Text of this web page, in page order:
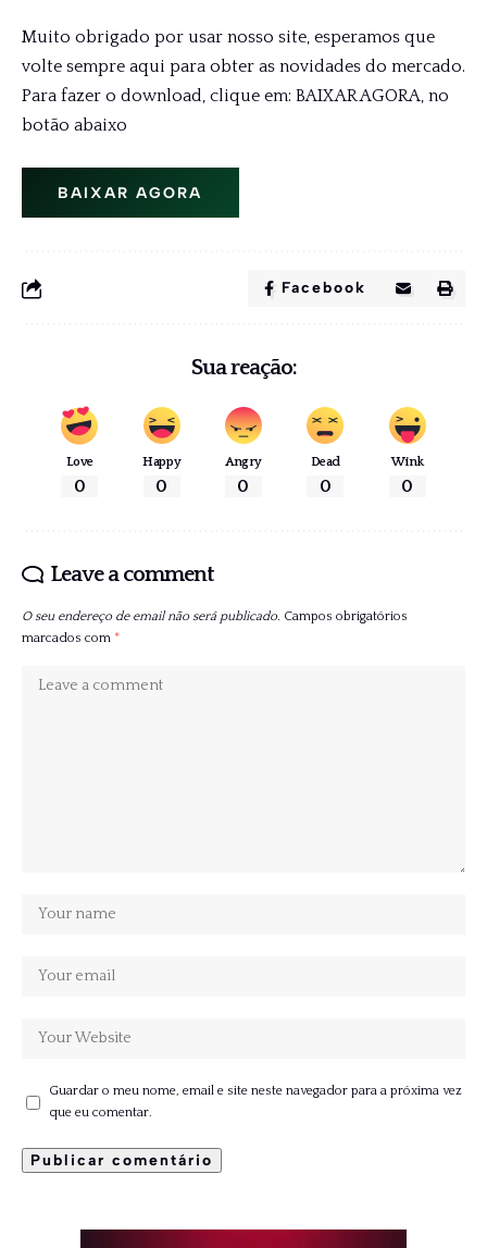
Muito obrigado por usar nosso site, esperamos que
volte sempre aqui para obter as novidades do mercado.
Para fazer o download, clique em: BAIXAR AGORA, no
botão abaixo
BAIXAR AGORA
Facebook
Sua reação:
Love
0
Happy
0
Angry
0
Dead
0
Wink
0
Leave a comment
O seu endereço de email não será publicado. Campos obrigatórios
marcados com *
Guardar o meu nome, email e site neste navegador para a próxima vez
que eu comentar.